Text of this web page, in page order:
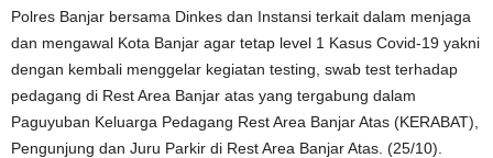
Polres Banjar bersama Dinkes dan Instansi terkait dalam menjaga
dan mengawal Kota Banjar agar tetap level 1 Kasus Covid-19 yakni
dengan kembali menggelar kegiatan testing, swab test terhadap
pedagang di Rest Area Banjar atas yang tergabung dalam
Paguyuban Keluarga Pedagang Rest Area Banjar Atas (KERABAT),
Pengunjung dan Juru Parkir di Rest Area Banjar Atas. (25/10).